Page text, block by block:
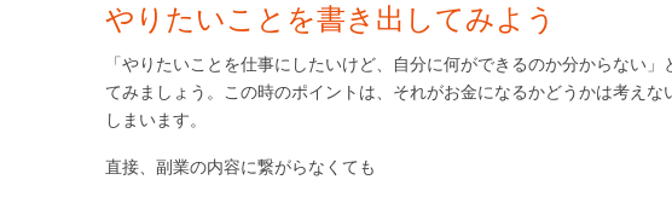
やりたいことを書き出してみよう
「やりたいことを仕事にしたいけど、自分に何ができるのか分からない
てみましょう。この時のポイントは、それがお金になるかどうかは考え
しまいます。
直接、副業の内容に繋がらなくても